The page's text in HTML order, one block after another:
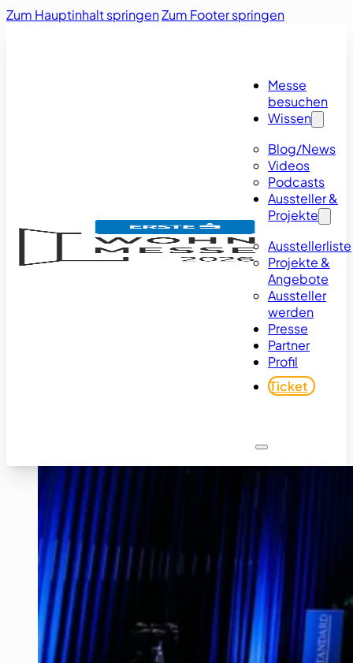
Zum Hauptinhalt springenZum Footer springen
Messe
besuchen
Wissen
Blog/News
Videos
Podcasts
Aussteller &
Projekte
Ausstellerliste
Projekte &
Angebote
Aussteller
werden
Presse
Partner
Profil
Ticket